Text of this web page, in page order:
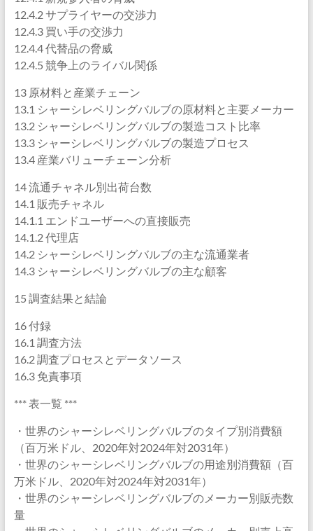
12.4.2 サプライヤーの交渉力
12.4.3 買い手の交渉力
12.4.4 代替品の脅威
12.4.5 競争上のライバル関係
13 原材料と産業チェーン
13.1 シャーシレベリングバルブの原材料と主要メーカー
13.2 シャーシレベリングバルブの製造コスト比率
13.3 シャーシレベリングバルブの製造プロセス
13.4 産業バリューチェーン分析
14 流通チャネル別出荷台数
14.1 販売チャネル
14.1.1 エンドユーザーへの直接販売
14.1.2 代理店
14.2 シャーシレベリングバルブの主な流通業者
14.3 シャーシレベリングバルブの主な顧客
15 調査結果と結論
16 付録
16.1 調査方法
16.2 調査プロセスとデータソース
16.3 免責事項
*** 表一覧 ***
・世界のシャーシレベリングバルブのタイプ別消費額
（百万米ドル、2020年対2024年対2031年）
・世界のシャーシレベリングバルブの用途別消費額（百
万米ドル、2020年対2024年対2031年）
・世界のシャーシレベリングバルブのメーカー別販売数
量